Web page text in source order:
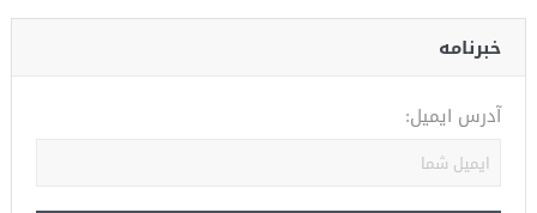
خبرنامه
آدرس ایمیل: